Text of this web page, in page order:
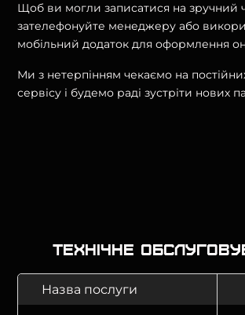
Щоб ви могли записатися на зручний
зателефонуйте менеджеру або
мобільний додаток для оформлення
Ми з нетерпінням чекаємо на
сервісу і будемо раді зустріти нових
Технічне
Назва послуги